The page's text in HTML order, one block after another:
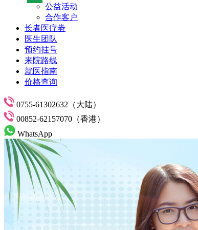
公益活动
合作客户
长者医疗劵
医生团队
预约挂号
来院路线
就医指南
价格查询
0755-61302632（大陆）
00852-62157070（香港）
WhatsApp